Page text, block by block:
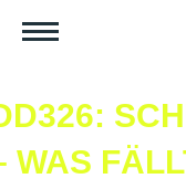
WAS